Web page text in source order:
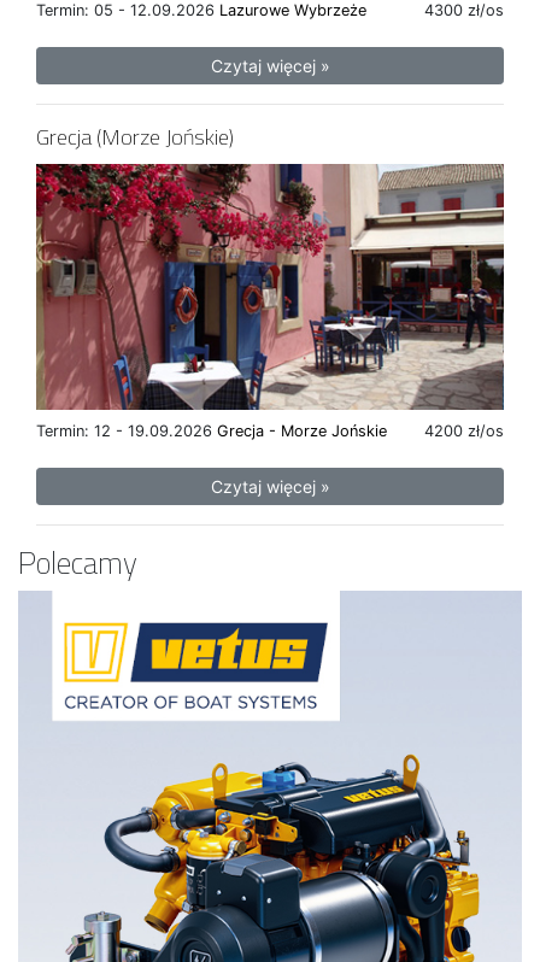
Termin: 05 - 12.09.2026 4300 zł/os
Lazurowe Wybrzeże
Czytaj więcej »
Grecja (Morze Jońskie)
Termin: 12 - 19.09.2026 4200 zł/os
Grecja - Morze Jońskie
Czytaj więcej »
Polecamy